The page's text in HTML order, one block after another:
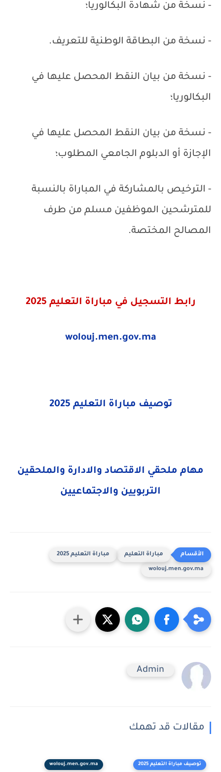
- نسخة من شهادة البكالوريا؛
- نسخة من البطاقة الوطنية للتعريف.
- نسخة من بيان النقط المحصل عليها في
البكالوريا؛
- نسخة من بيان النقط المحصل عليها في
الإجازة أو الدبلوم الجامعي المطلوب؛
- الترخيص بالمشاركة في المباراة بالنسبة
للمترشحين الموظفين مسلم من طرف
المصالح المختصة.
رابط التسجيل في مباراة التعليم 2025
wolouj.men.gov.ma
توصيف مباراة التعليم 2025
مهام ملحقي الاقتصاد والادارة والملحقين
التربويين والاجتماعيين
مباراة التعليم مباراة التعليم 2025
wolouj.men.gov.ma
Admin
مقالات قد تهمك
توصيف مباراة التعليم 2025 wolouj.men.gov.ma